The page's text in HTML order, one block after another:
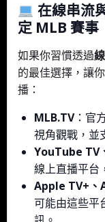
在線串流
定 MLB 賽事
如果你習慣透過
的最佳選擇，讓
播：
MLB.TV：官
視角觀戰，並
YouTube TV
線上直播平台
Apple TV+
可能由這些平